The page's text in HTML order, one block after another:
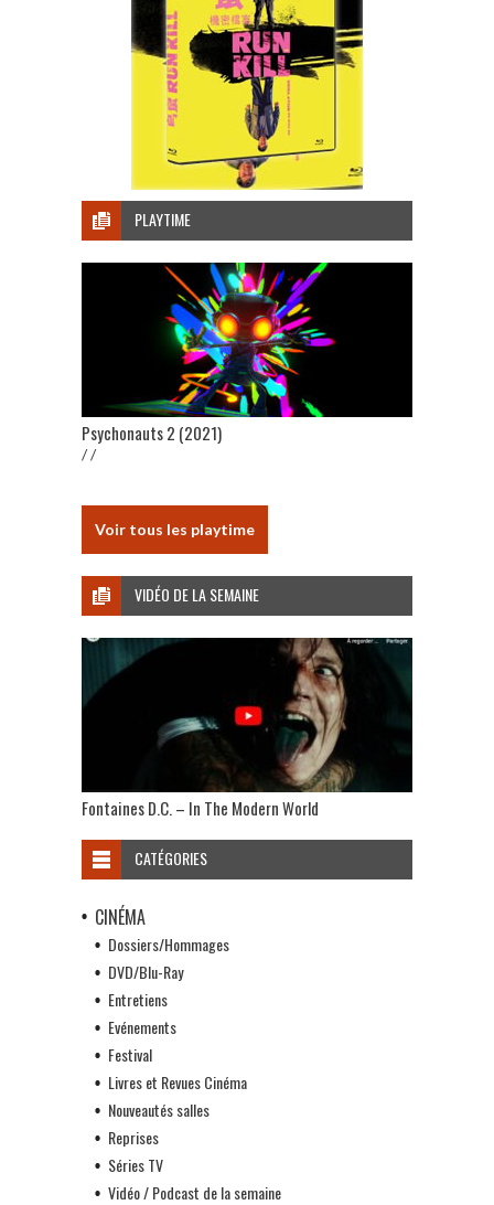
PLAYTIME
Psychonauts 2 (2021)
/ /
Voir tous les playtime
VIDÉO DE LA SEMAINE
Fontaines D.C. – In The Modern World
CATÉGORIES
CINÉMA
Dossiers/Hommages
DVD/Blu-Ray
Entretiens
Evénements
Festival
Livres et Revues Cinéma
Nouveautés salles
Reprises
Séries TV
Vidéo / Podcast de la semaine